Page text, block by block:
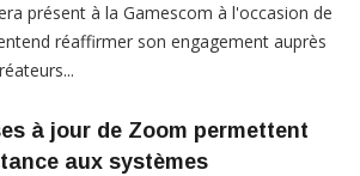
présent à la Gamescom à l'occasion de
réaffirmer son engagement auprès
à jour de Zoom permettent
aux systèmes